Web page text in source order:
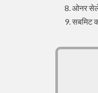
ओनर
सबमिट